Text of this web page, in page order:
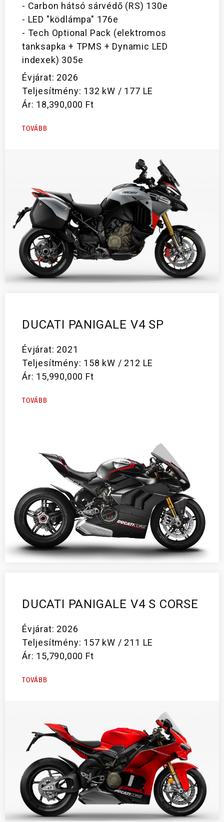
- Carbon hátsó sárvédő (RS) 130e
- LED "ködlámpa" 176e
- Tech Optional Pack (elektromos
tanksapka + TPMS + Dynamic LED
indexek) 305e
Évjárat: 2026
Teljesítmény: 132 kW / 177 LE
Ár: 18,390,000 Ft
TOVÁBB
DUCATI PANIGALE V4 SP
Évjárat: 2021
Teljesítmény: 158 kW / 212 LE
Ár: 15,990,000 Ft
TOVÁBB
DUCATI PANIGALE V4 S CORSE
Évjárat: 2026
Teljesítmény: 157 kW / 211 LE
Ár: 15,790,000 Ft
TOVÁBB